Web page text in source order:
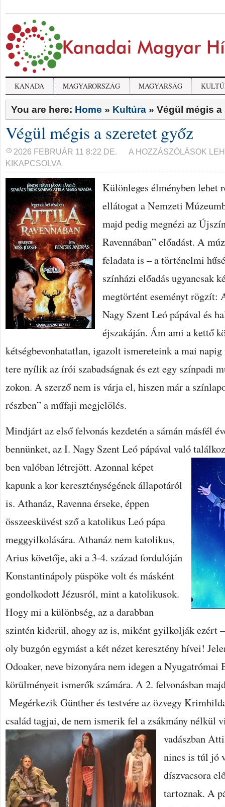
KANADA MAGYARORSZÁG MAGYARSÁG
You are here: Home » Kultúra » Végül mégis
Végül mégis a szeretet győz
2026 FEBRUÁR 11 8:22 DE.
VÉGÜL
SZERETET
BEJEGYZÉSHEZ
A HOZZÁSZÓLÁSOK
KIKAPCSOLVA
Különleges élményben lehet
ellátogat a Nemzeti
majd pedig megnézi az
Ravennában” előadást. A
feladata is – a történelmi
színházi előadás ugyancsak
megtörtént eseményt rögzít:
Nagy Szent Leó pápával és
éjszakáján. Ám ami a kettő
kétségbevonhatatlan, igazolt ismereteink a mai
tere nyílik az írói szabadságnak és ezt egy színpadi
zokon. A szerző nem is várja el, hiszen már a
részben” a műfaji megjelölés.
Mindjárt az első felvonás kezdetén a sámán másfél
bennünket, az I. Nagy Szent Leó pápával való
ben valóban létrejött. Azonnal képet
kapunk a kor kereszténységének állapotáról
is. Athanáz, Ravenna érseke, éppen
összeesküvést sző a katolikus Leó pápa
meggyilkolására. Athanáz nem katolikus,
Arius követője, aki a 3-4. század fordulóján
Konstantinápoly püspöke volt és másként
gondolkodott Jézusról, mint a katolikusok.
Hogy mi a különbség, az a darabban
szintén kiderül, ahogy az is, miként gyilkolják ezért
oly buzgón egymást a két nézet keresztény hívei!
Odoaker, neve bizonyára nem idegen a Nyugatrómai
körülményeit ismerők számára. A 2. felvonásban
Megérkezik Günther és testvére az özvegy
család tagjai, de nem ismerik fel a zsákmány nélkül
vadászban
nincs is túl jó
díszvacsora
tartoznak. A